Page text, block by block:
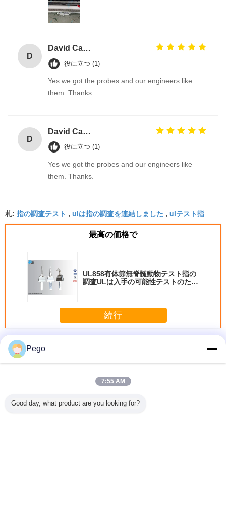
D
David Calabro
役に立つ (1)
Yes we got the probes and our engineers like
them. Thanks.
D
David Calabro
役に立つ (1)
Yes we got the probes and our engineers like
them. Thanks.
札: 指の調査テスト , ulは指の調査を連結しました , ulテスト指
最高の価格で
UL858有体節無脊髄動物テスト指の
調査ULは入手の可能性テストのため
続行
多く指の調査をテストして下さい
ンレス
なホッ
新しいConditon
IEC60335長いテ
UL507 PA100Aの
有体節無脊髄動物
Pego
7:55 AM
Good day, what product are you looking for?